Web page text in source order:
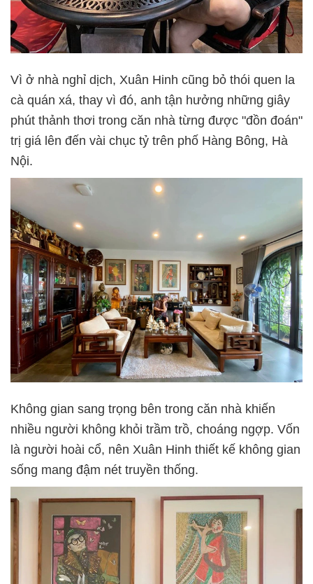
Vì ở nhà nghỉ dịch, Xuân Hinh cũng bỏ thói quen la
cà quán xá, thay vì đó, anh tận hưởng những giây
phút thảnh thơi trong căn nhà từng được "đồn đoán"
trị giá lên đến vài chục tỷ trên phố Hàng Bông, Hà
Nội.
Không gian sang trọng bên trong căn nhà khiến
nhiều người không khỏi trầm trồ, choáng ngợp. Vốn
là người hoài cổ, nên Xuân Hinh thiết kế không gian
sống mang đậm nét truyền thống.